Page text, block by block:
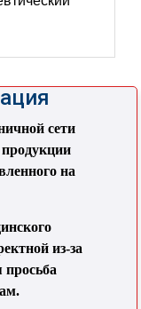
сети
на
из-за